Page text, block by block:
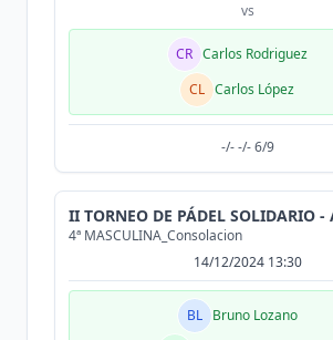
vs
CR Carlos Rodriguez
CL Carlos López
-/- -/- 6/9
4ª MASCULINA_Consolacion
14/12/2024 13:30
BL
Bruno Lozano